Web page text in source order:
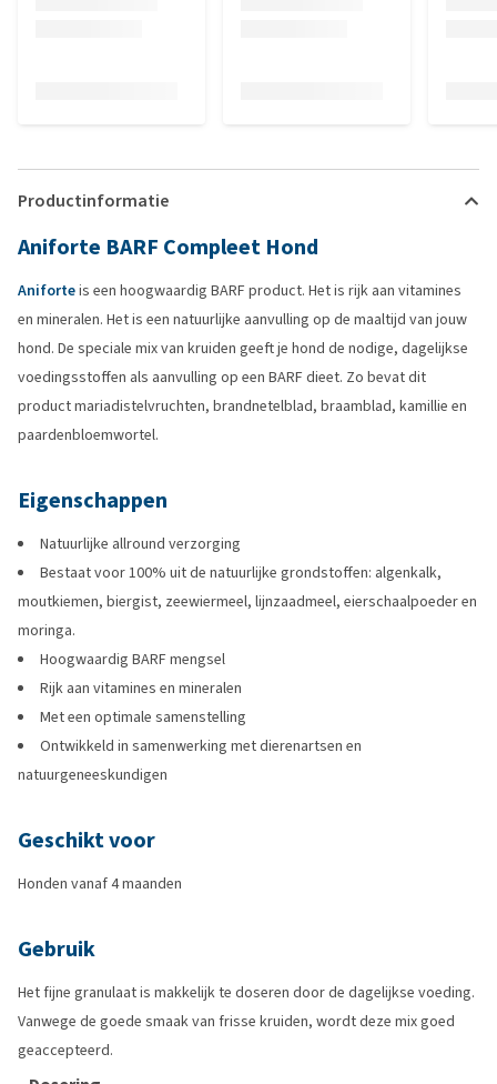
Productinformatie
Aniforte BARF Compleet Hond
Aniforteis een hoogwaardig BARF product. Het is rijk aan vitamines
en mineralen. Het is een natuurlijke aanvulling op de maaltijd van jouw
hond. De speciale mix van kruiden geeft je hond de nodige, dagelijkse
voedingsstoffen als aanvulling op een BARF dieet. Zo bevat dit
product mariadistelvruchten, brandnetelblad, braamblad, kamillie en
paardenbloemwortel.
Eigenschappen
Natuurlijke allround verzorging
Bestaat voor 100% uit de natuurlijke grondstoffen: algenkalk,
moutkiemen, biergist, zeewiermeel, lijnzaadmeel, eierschaalpoeder en
moringa.
Hoogwaardig BARF mengsel
Rijk aan vitamines en mineralen
Met een optimale samenstelling
Ontwikkeld in samenwerking met dierenartsen en
natuurgeneeskundigen
Geschikt voor
Honden vanaf 4 maanden
Gebruik
Het fijne granulaat is makkelijk te doseren door de dagelijkse voeding.
Vanwege de goede smaak van frisse kruiden, wordt deze mix goed
geaccepteerd.